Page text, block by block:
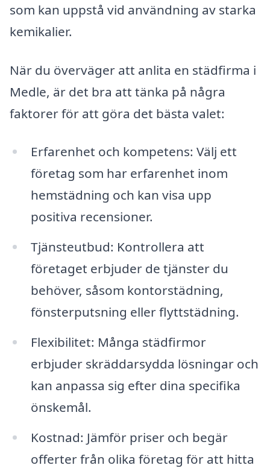
som kan uppstå vid användning av starka
kemikalier.
När du överväger att anlita en städfirma i
Medle, är det bra att tänka på några
faktorer för att göra det bästa valet:
Erfarenhet och kompetens: Välj ett
företag som har erfarenhet inom
hemstädning och kan visa upp
positiva recensioner.
Tjänsteutbud: Kontrollera att
företaget erbjuder de tjänster du
behöver, såsom kontorstädning,
fönsterputsning eller flyttstädning.
Flexibilitet: Många städfirmor
erbjuder skräddarsydda lösningar och
kan anpassa sig efter dina specifika
önskemål.
Kostnad: Jämför priser och begär
offerter från olika företag för att hitta